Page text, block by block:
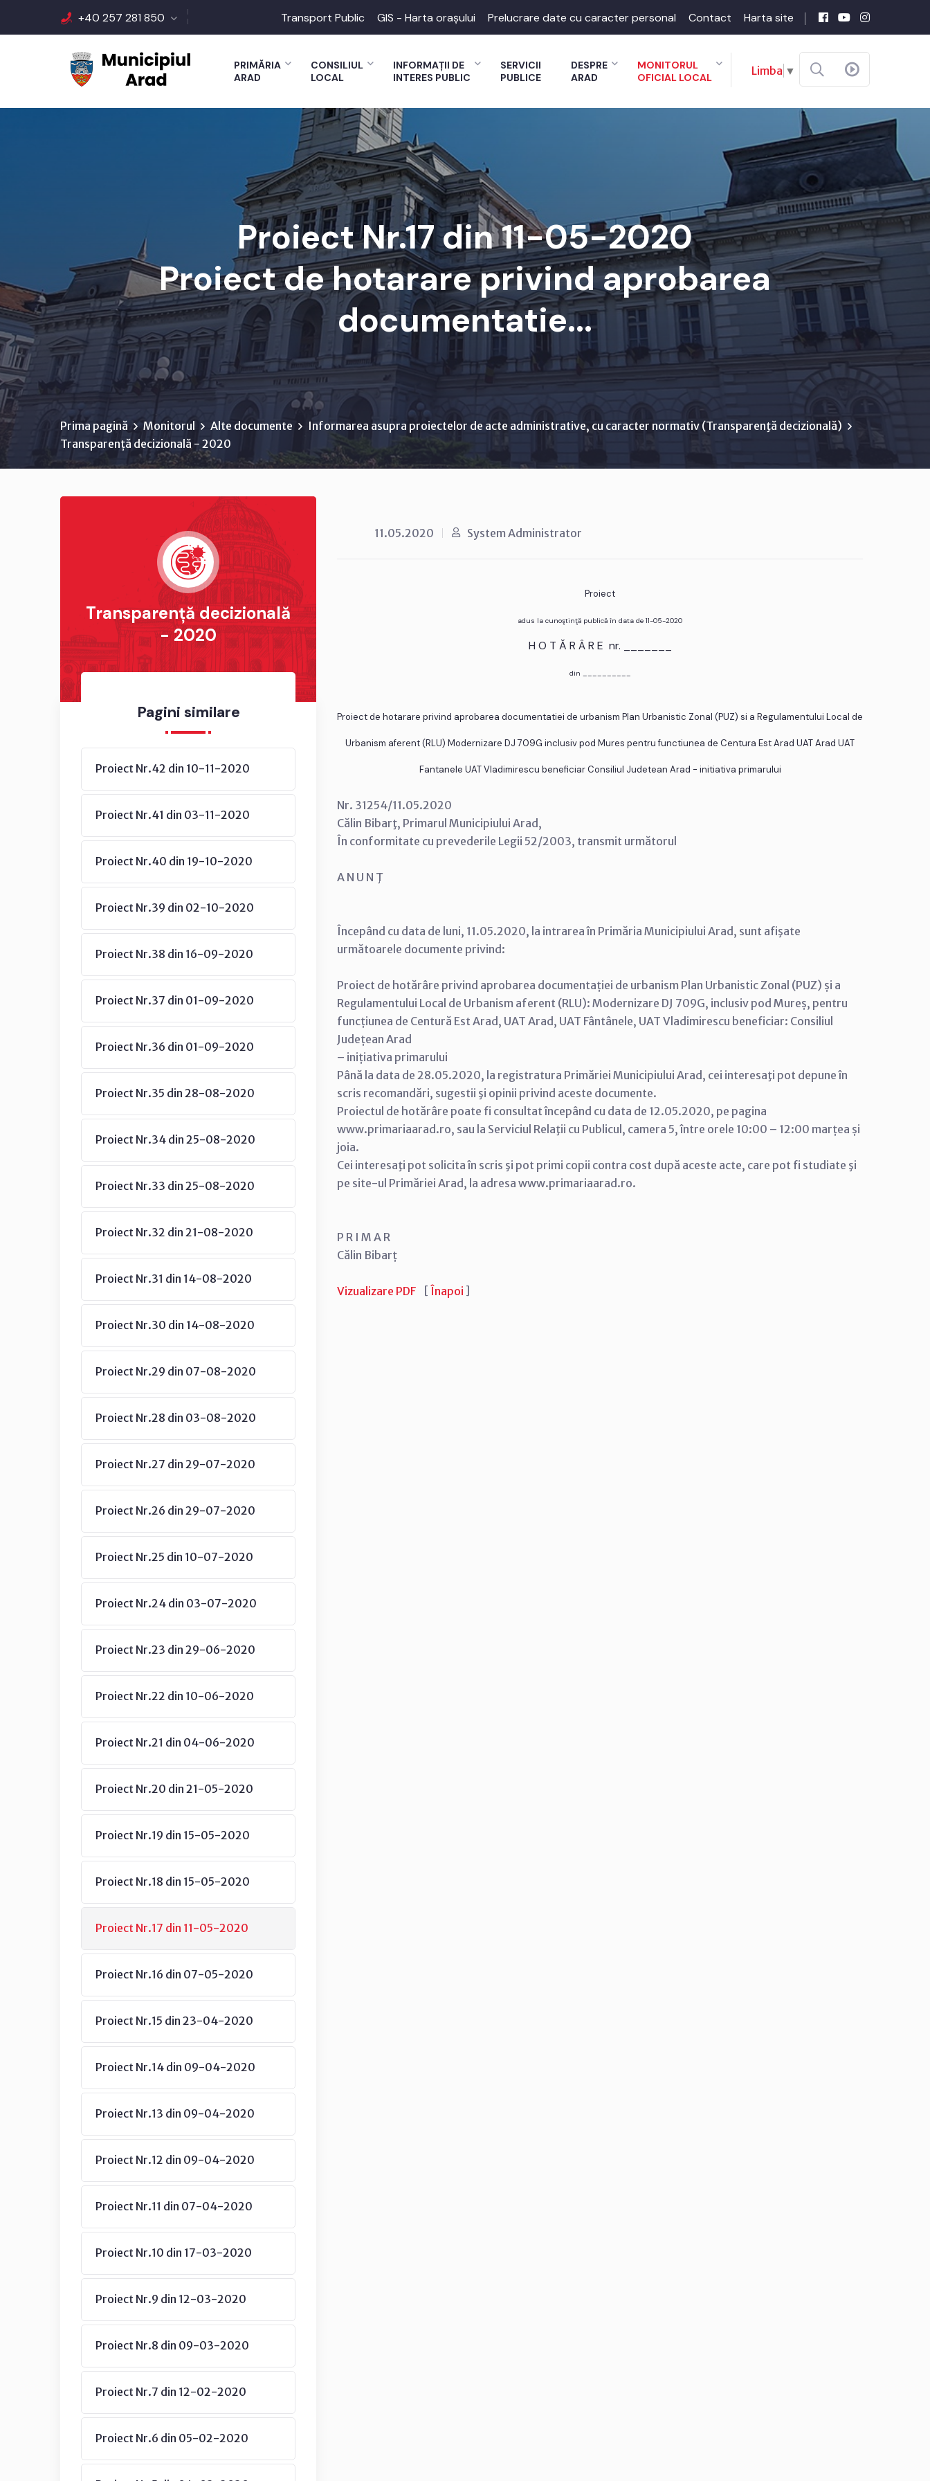
+40 257 281 850 Transport Public GIS - Harta orașului Prelucrare date cu caracter personal Contact Harta site
PRIMĂRIA
ARAD
CONSILIUL
LOCAL
INFORMAȚII DE
INTERES PUBLIC
SERVICII
PUBLICE
DESPRE
ARAD
MONITORUL
OFICIAL LOCAL
Limba ▼
Proiect Nr.17 din 11-05-2020
Proiect de hotarare privind aprobarea
documentatie...
Prima pagină Monitorul Alte documente
Informarea asupra proiectelor de acte administrative, cu caracter normativ (Transparenţă decizională)
Transparență decizională - 2020
Transparență decizională
- 2020
Pagini similare
Proiect Nr.42 din 10-11-2020
Proiect Nr.41 din 03-11-2020
Proiect Nr.40 din 19-10-2020
Proiect Nr.39 din 02-10-2020
Proiect Nr.38 din 16-09-2020
Proiect Nr.37 din 01-09-2020
Proiect Nr.36 din 01-09-2020
Proiect Nr.35 din 28-08-2020
Proiect Nr.34 din 25-08-2020
Proiect Nr.33 din 25-08-2020
Proiect Nr.32 din 21-08-2020
Proiect Nr.31 din 14-08-2020
Proiect Nr.30 din 14-08-2020
Proiect Nr.29 din 07-08-2020
Proiect Nr.28 din 03-08-2020
Proiect Nr.27 din 29-07-2020
Proiect Nr.26 din 29-07-2020
Proiect Nr.25 din 10-07-2020
Proiect Nr.24 din 03-07-2020
Proiect Nr.23 din 29-06-2020
Proiect Nr.22 din 10-06-2020
Proiect Nr.21 din 04-06-2020
Proiect Nr.20 din 21-05-2020
Proiect Nr.19 din 15-05-2020
Proiect Nr.18 din 15-05-2020
Proiect Nr.17 din 11-05-2020
Proiect Nr.16 din 07-05-2020
Proiect Nr.15 din 23-04-2020
Proiect Nr.14 din 09-04-2020
Proiect Nr.13 din 09-04-2020
Proiect Nr.12 din 09-04-2020
Proiect Nr.11 din 07-04-2020
Proiect Nr.10 din 17-03-2020
Proiect Nr.9 din 12-03-2020
Proiect Nr.8 din 09-03-2020
Proiect Nr.7 din 12-02-2020
Proiect Nr.6 din 05-02-2020
11.05.2020 System Administrator
Proiect
adus la cunoştinţă publică în data de 11-05-2020
H O T Ă R Â R E nr. _______
din __________
Proiect de hotarare privind aprobarea documentatiei de urbanism Plan Urbanistic Zonal (PUZ) si a Regulamentului Local de
Urbanism aferent (RLU) Modernizare DJ 709G inclusiv pod Mures pentru functiunea de Centura Est Arad UAT Arad UAT
Fantanele UAT Vladimirescu beneficiar Consiliul Judetean Arad - initiativa primarului
Nr. 31254/11.05.2020
Călin Bibarţ, Primarul Municipiului Arad,
În conformitate cu prevederile Legii 52/2003, transmit următorul
A N U N Ţ
Începând cu data de luni, 11.05.2020, la intrarea în Primăria Municipiului Arad, sunt afişate
următoarele documente privind:
Proiect de hotărâre privind aprobarea documentației de urbanism Plan Urbanistic Zonal (PUZ) și a
Regulamentului Local de Urbanism aferent (RLU): Modernizare DJ 709G, inclusiv pod Mureș, pentru
funcțiunea de Centură Est Arad, UAT Arad, UAT Fântânele, UAT Vladimirescu beneficiar: Consiliul
Județean Arad
– inițiativa primarului
Până la data de 28.05.2020, la registratura Primăriei Municipiului Arad, cei interesaţi pot depune în
scris recomandări, sugestii şi opinii privind aceste documente.
Proiectul de hotărâre poate fi consultat începând cu data de 12.05.2020, pe pagina
www.primariaarad.ro, sau la Serviciul Relaţii cu Publicul, camera 5, între orele 10:00 – 12:00 marțea și
joia.
Cei interesaţi pot solicita în scris şi pot primi copii contra cost după aceste acte, care pot fi studiate şi
pe site-ul Primăriei Arad, la adresa www.primariaarad.ro.
P R I M A R
Călin Bibarț
Vizualizare PDF [ Înapoi ]